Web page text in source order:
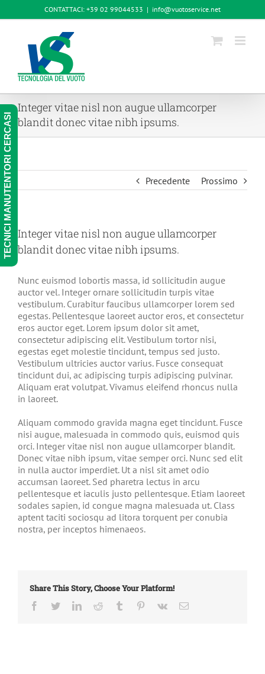
al
CONTATTACI: +39 02 99044533 | info@vuotoservice.net
Integer vitae nisl non augue ullamcorper
blandit donec vitae nibh ipsums.
Precedente Prossimo
Integer vitae nisl non augue ullamcorper
blandit donec vitae nibh ipsums.
Nunc euismod lobortis massa, id sollicitudin augue
auctor vel. Integer ornare sollicitudin turpis vitae
vestibulum. Curabitur faucibus ullamcorper lorem sed
egestas. Pellentesque laoreet auctor eros, et consectetur
eros auctor eget. Lorem ipsum dolor sit amet,
consectetur adipiscing elit. Vestibulum tortor nisi,
egestas eget molestie tincidunt, tempus sed justo.
Vestibulum ultricies auctor varius. Fusce consequat
tincidunt dui, ac adipiscing turpis adipiscing pulvinar.
Aliquam erat volutpat. Vivamus eleifend rhoncus nulla
in laoreet.
Aliquam commodo gravida magna eget tincidunt. Fusce
nisi augue, malesuada in commodo quis, euismod quis
orci. Integer vitae nisl non augue ullamcorper blandit.
Donec vitae nibh ipsum, vitae semper orci. Nunc sed elit
in nulla auctor imperdiet. Ut a nisl sit amet odio
accumsan laoreet. Sed pharetra lectus in arcu
pellentesque et iaculis justo pellentesque. Etiam laoreet
sodales sapien, id congue magna malesuada ut. Class
aptent taciti sociosqu ad litora torquent per conubia
nostra, per inceptos himenaeos.
Share This Story, Choose Your Platform!
Facebook
TwitterLinkedInReddit Tumblr Pinterest
Vk Email
TECNICI MANUTENTORI CERCASI